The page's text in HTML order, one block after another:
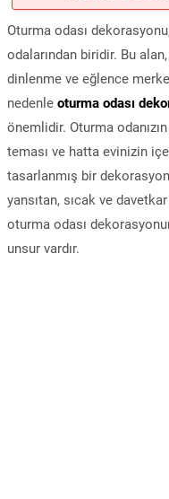
Oturma odası
odalarından biridir. Bu
dinlenme ve eğlence
nedenle oturma odası
önemlidir. Oturma
teması ve hatta evinizin
tasarlanmış bir
yansıtan, sıcak ve
oturma odası
unsur vardır.